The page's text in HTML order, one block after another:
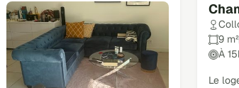
Loué
9 m²
À
Le